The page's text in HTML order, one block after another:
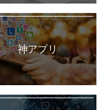
神アプリ